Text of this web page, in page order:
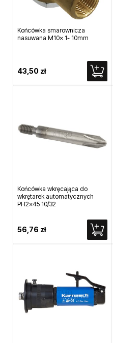
Końcówka smarownicza
nasuwana M10x 1- 10mm
43,50 zł
Końcówka wkręcająca do
wkrętarek automatycznych
PH2x45 10/32
56,76 zł